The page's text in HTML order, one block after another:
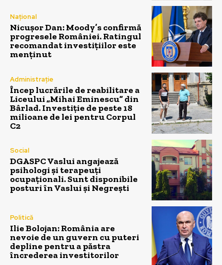
Național
Nicușor Dan: Moody’s confirmă
progresele României. Ratingul
recomandat investițiilor este
menținut
Administrație
Încep lucrările de reabilitare a
Liceului „Mihai Eminescu” din
Bârlad. Investiție de peste 18
milioane de lei pentru Corpul
C2
Social
DGASPC Vaslui angajează
psihologi și terapeuți
ocupaționali. Sunt disponibile
posturi în Vaslui și Negrești
Politică
Ilie Bolojan: România are
nevoie de un guvern cu puteri
depline pentru a păstra
încrederea investitorilor